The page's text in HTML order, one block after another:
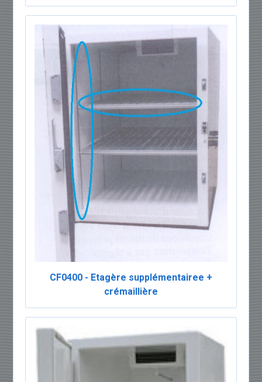
CF0400 - Etagère supplémentairee +
crémaillière